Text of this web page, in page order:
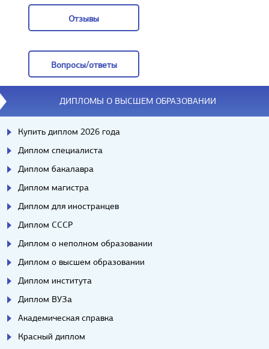
Отзывы
Вопросы/ответы
Вопросы/ответы
ДИПЛОМЫ О ВЫСШЕМ ОБРАЗОВАНИИ
Купить диплом 2026 года
Диплом специалиста
Диплом бакалавра
Диплом магистра
Диплом для иностранцев
Диплом СССР
Диплом о неполном образовании
Диплом о высшем образовании
Диплом института
Диплом ВУЗа
Академическая справка
Красный диплом